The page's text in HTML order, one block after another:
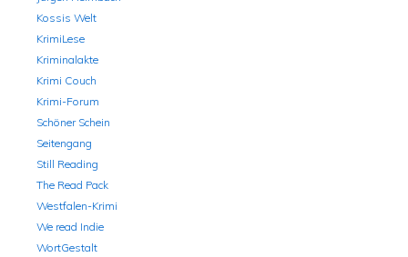
Kossis Welt
KrimiLese
Kriminalakte
Krimi Couch
Krimi-Forum
Schöner Schein
Seitengang
Still Reading
The Read Pack
Westfalen-Krimi
We read Indie
WortGestalt